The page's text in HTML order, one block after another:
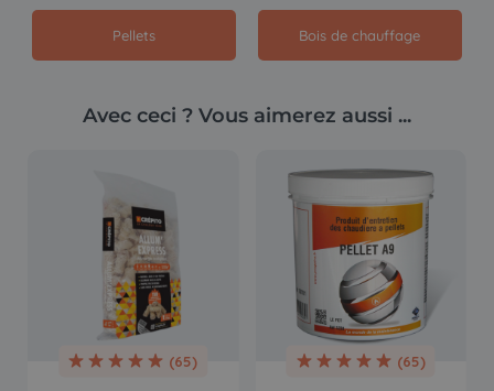
Pellets Bois de chauffage
Avec ceci ? Vous aimerez aussi ...
(65) (65)